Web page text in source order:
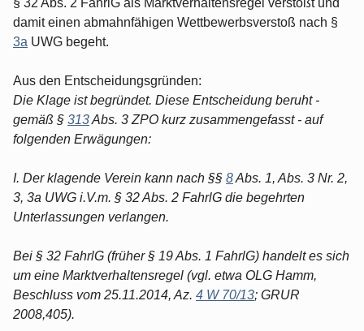
§ 32 Abs. 2 FahrlG als Marktverhaltensregel verstößt und
damit einen abmahnfähigen Wettbewerbsverstoß nach §
3a UWG begeht.
Aus den Entscheidungsgründen:
Die Klage ist begründet. Diese Entscheidung beruht -
gemäß § 313Abs. 3 ZPO kurz zusammengefasst - auf
folgenden Erwägungen:
I. Der klagende Verein kann nach §§ 8Abs. 1, Abs. 3 Nr. 2,
3, 3a UWG i.V.m. § 32 Abs. 2 FahrlG die begehrten
Unterlassungen verlangen.
Bei § 32 FahrlG (früher § 19 Abs. 1 FahrlG) handelt es sich
um eine Marktverhaltensregel (vgl. etwa OLG Hamm,
Beschluss vom 25.11.2014, Az. 4 W 70/13; GRUR
2008,405).